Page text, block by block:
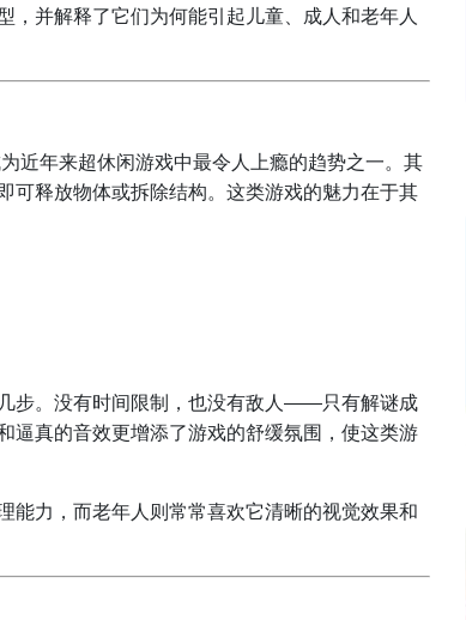
，并解释了它们为何能引起儿童、成人和老年人
为近年来超休闲游戏中最令人上瘾的趋势之一。其
可释放物体或拆除结构。这类游戏的魅力在于其
步。没有时间限制，也没有敌人——只有解谜成
逼真的音效更增添了游戏的舒缓氛围，使这类游
能力，而老年人则常常喜欢它清晰的视觉效果和